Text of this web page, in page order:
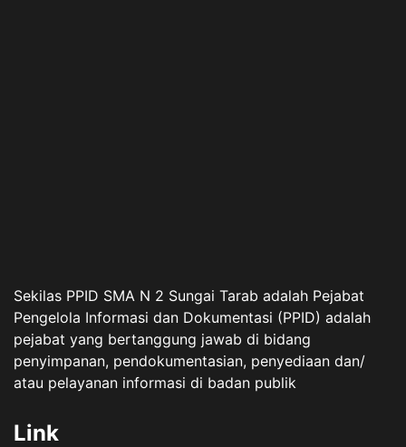
Sekilas PPID SMA N 2 Sungai Tarab adalah Pejabat
Pengelola Informasi dan Dokumentasi (PPID) adalah
pejabat yang bertanggung jawab di bidang
penyimpanan, pendokumentasian, penyediaan dan/
atau pelayanan informasi di badan publik
Link